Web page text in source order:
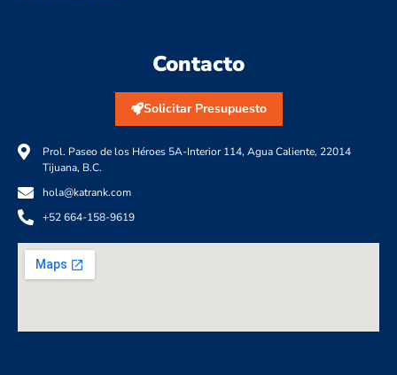
Contacto
Solicitar Presupuesto
Prol. Paseo de los Héroes 5A-Interior 114, Agua Caliente, 22014
Tijuana, B.C.
hola@katrank.com
+52 664-158-9619